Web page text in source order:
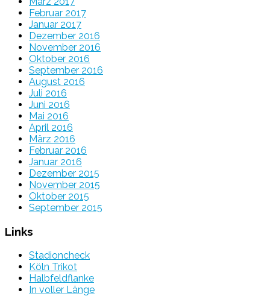
Februar 2017
Januar 2017
Dezember 2016
November 2016
Oktober 2016
September 2016
August 2016
Juli 2016
Juni 2016
Mai 2016
April 2016
März 2016
Februar 2016
Januar 2016
Dezember 2015
November 2015
Oktober 2015
September 2015
Links
Stadioncheck
Köln Trikot
Halbfeldflanke
In voller Länge